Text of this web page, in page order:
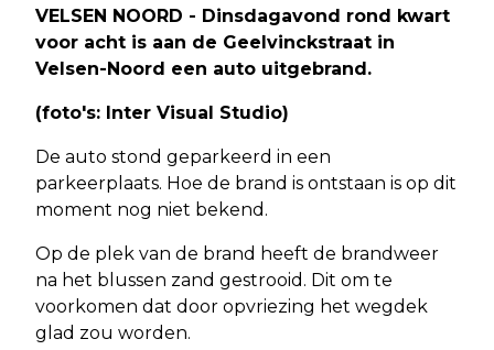
VELSEN NOORD - Dinsdagavond rond kwart
voor acht is aan de Geelvinckstraat in
Velsen-Noord een auto uitgebrand.
(foto's: Inter Visual Studio)
De auto stond geparkeerd in een
parkeerplaats. Hoe de brand is ontstaan is op dit
moment nog niet bekend.
Op de plek van de brand heeft de brandweer
na het blussen zand gestrooid. Dit om te
voorkomen dat door opvriezing het wegdek
glad zou worden.